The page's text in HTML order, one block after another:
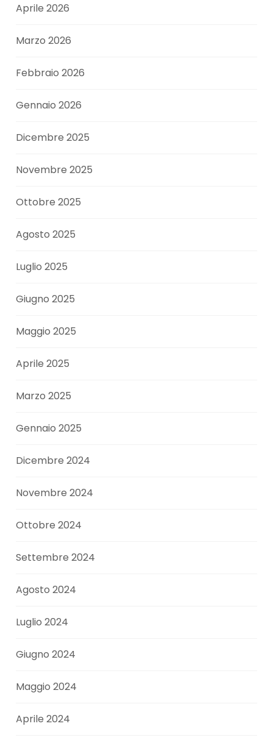
Aprile 2026
Marzo 2026
Febbraio 2026
Gennaio 2026
Dicembre 2025
Novembre 2025
Ottobre 2025
Agosto 2025
Luglio 2025
Giugno 2025
Maggio 2025
Aprile 2025
Marzo 2025
Gennaio 2025
Dicembre 2024
Novembre 2024
Ottobre 2024
Settembre 2024
Agosto 2024
Luglio 2024
Giugno 2024
Maggio 2024
Aprile 2024